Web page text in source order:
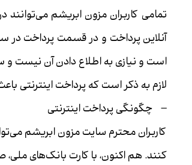
تمامی کاربران مزون ابریشم
آنلاین پرداخت و در قسمت پرداخت در
است و نیازی به اطلاع دادن آن نیست و
لازم به ذکر است که پرداخت اینترنتی
– چگونگی پرداخت اینترنتی
کاربران محترم سایت مزون ابریشم
کنند. هم اکنون، با کارت بانک‏‌های ملی،